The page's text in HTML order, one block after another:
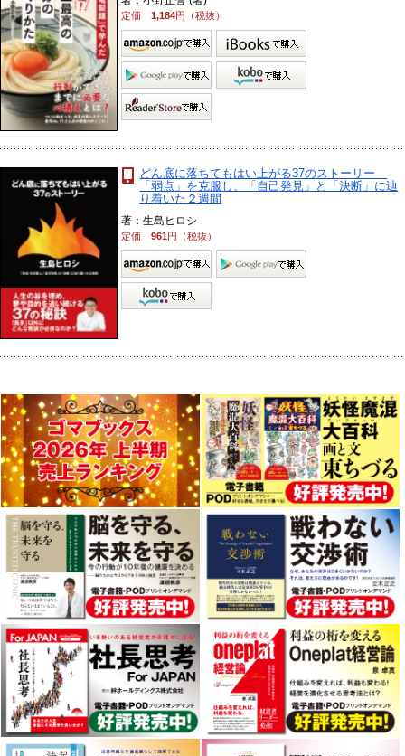
定価1,184円（税抜）
どん底に落ちてもはい上がる37のストーリー
「弱点」を克服し、「自己発見」と「決断」に辿
り着いた２週間
著：生島ヒロシ
定価961円（税抜）